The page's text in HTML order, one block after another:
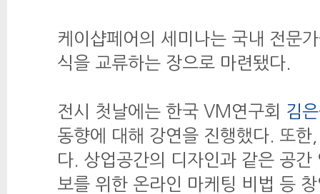
케이샵페어의 세미나는 국내 전문
식을 교류하는 장으로 마련됐다.
전시 첫날에는 한국 VM연구회 김
동향에 대해 강연을 진행했다. 또
다. 상업공간의 디자인과 같은 공
보를 위한 온라인 마케팅 비법 등